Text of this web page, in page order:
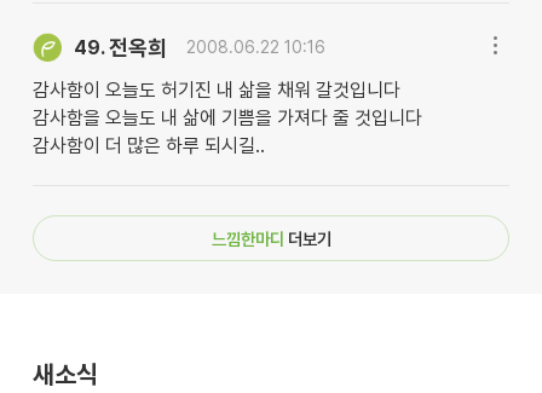
49.전옥희 2008.06.22 10:16
감사함이 오늘도 허기진 내 삶을 채워 갈것입니다
감사함을 오늘도 내 삶에 기쁨을 가져다 줄 것입니다
감사함이 더 많은 하루 되시길..
느낌한마디 더보기
새소식